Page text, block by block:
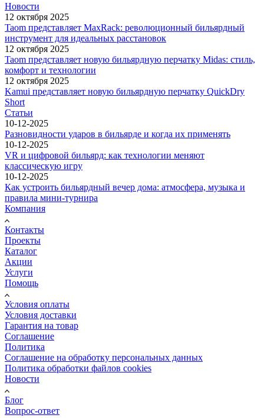
Новости
12 октября 2025
Taom представляет MaxRack: революционный бильярдный
инструмент для идеальных расстановок
12 октября 2025
Taom представляет новую бильярдную перчатку Midas: стиль,
комфорт и технологии
12 октября 2025
Kamui представляет новую бильярдную перчатку QuickDry
Short
Статьи
10-12-2025
Разновидности ударов в бильярде и когда их применять
10-12-2025
VR и цифровой бильярд: как технологии меняют
классическую игру
10-12-2025
Как устроить бильярдный вечер дома: атмосфера, музыка и
правила мини-турнира
Компания
Контакты
Проекты
Каталог
Акции
Услуги
Помощь
Условия оплаты
Условия доставки
Гарантия на товар
Соглашение
Политика
Соглашение на обработку персональных данных
Политика обработки файлов cookies
Новости
Блог
Вопрос-ответ